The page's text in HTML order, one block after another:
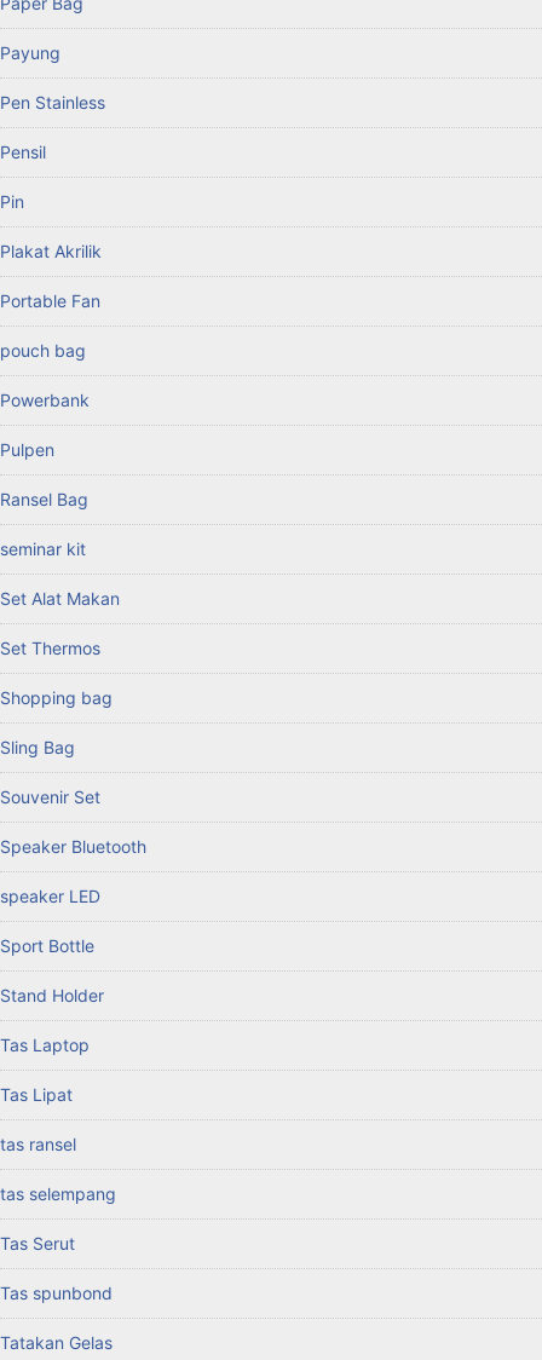
Payung
Pen Stainless
Pensil
Pin
Plakat Akrilik
Portable Fan
pouch bag
Powerbank
Pulpen
Ransel Bag
seminar kit
Set Alat Makan
Set Thermos
Shopping bag
Sling Bag
Souvenir Set
Speaker Bluetooth
speaker LED
Sport Bottle
Stand Holder
Tas Laptop
Tas Lipat
tas ransel
tas selempang
Tas Serut
Tas spunbond
Tatakan Gelas